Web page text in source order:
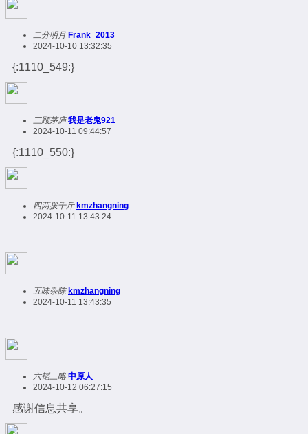
二分明月 Frank_2013
2024-10-10 13:32:35
{:1110_549:}
三顾茅庐 我是老鬼921
2024-10-11 09:44:57
{:1110_550:}
四两拨千斤 kmzhangning
2024-10-11 13:43:24
五味杂陈 kmzhangning
2024-10-11 13:43:35
六韬三略 中原人
2024-10-12 06:27:15
感谢信息共享。